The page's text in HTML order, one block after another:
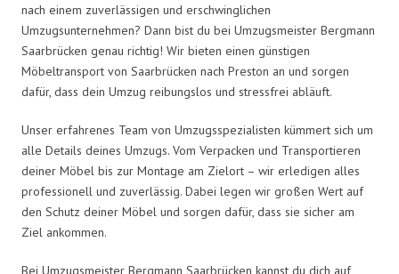
nach einem zuverlässigen und erschwinglichen
Umzugsunternehmen? Dann bist du bei Umzugsmeister Bergmann
Saarbrücken genau richtig! Wir bieten einen günstigen
Möbeltransport von Saarbrücken nach Preston an und sorgen
dafür, dass dein Umzug reibungslos und stressfrei abläuft.
Unser erfahrenes Team von Umzugsspezialisten kümmert sich um
alle Details deines Umzugs. Vom Verpacken und Transportieren
deiner Möbel bis zur Montage am Zielort – wir erledigen alles
professionell und zuverlässig. Dabei legen wir großen Wert auf
den Schutz deiner Möbel und sorgen dafür, dass sie sicher am
Ziel ankommen.
Bei Umzugsmeister Bergmann Saarbrücken kannst du dich auf